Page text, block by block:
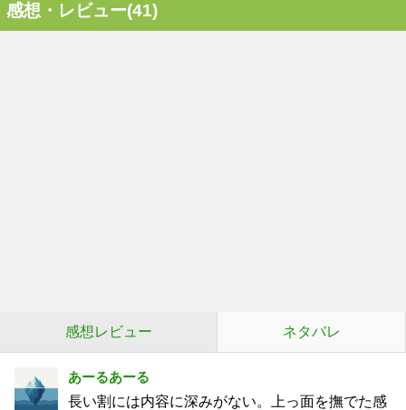
感想・レビュー(41)
感想レビュー ネタバレ
あーるあーる
長い割には内容に深みがない。上っ面を撫でた感